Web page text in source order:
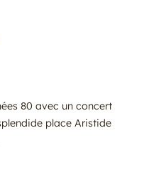
80 avec un concert
place Aristide